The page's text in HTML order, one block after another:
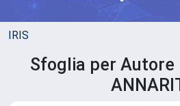
IRIS
Sfoglia per Autore